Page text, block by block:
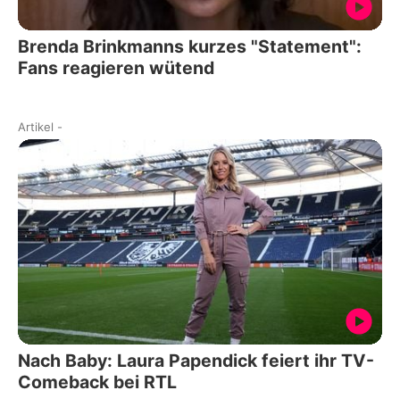
Brenda Brinkmanns kurzes "Statement":
Fans reagieren wütend
Artikel -
Nach Baby: Laura Papendick feiert ihr TV-
Comeback bei RTL